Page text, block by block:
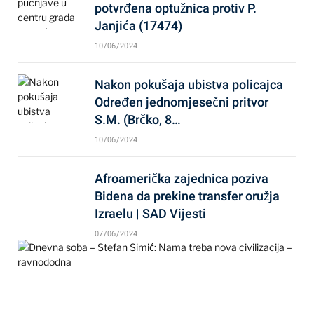
potvrđena optužnica protiv P.
Janjića (17474)
10/06/2024
Nakon pokušaja ubistva policajca
Određen jednomjesečni pritvor
S.M. (Brčko, 8…
10/06/2024
Afroamerička zajednica poziva
Bidena da prekine transfer oružja
Izraelu | SAD Vijesti
07/06/2024